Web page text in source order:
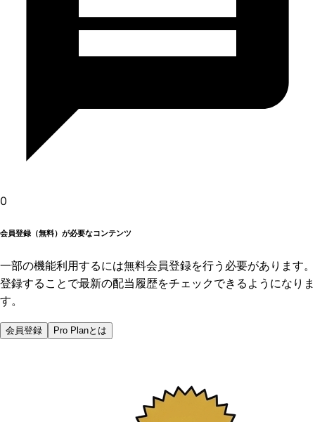
0
会員登録（無料）が必要なコンテンツ
一部の機能利用するには無料会員登録を行う必要があります。
登録することで最新の配当履歴をチェックできるようになりま
す。
会員登録 Pro Planとは